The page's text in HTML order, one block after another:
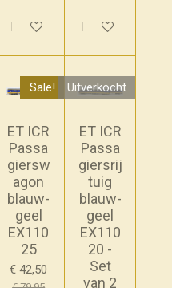
In winkelwagenIn winkelwagen
Sale!
ET ICR
Passa
giersw
agon
blauw-
geel
EX110
25
€ 42,50
Uitverkocht
ET ICR
Passa
giersrij
tuig
blauw-
geel
EX110
20 -
Set
van 2